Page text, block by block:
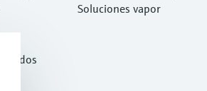
es
Soluciones vapor